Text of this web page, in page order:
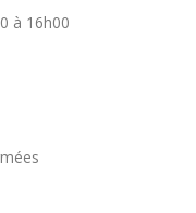
à 16h00